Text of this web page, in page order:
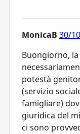
MonicaB 30/
Buongiorno,
potestà
(servizio
famigliare)
giuridica del
ci sono